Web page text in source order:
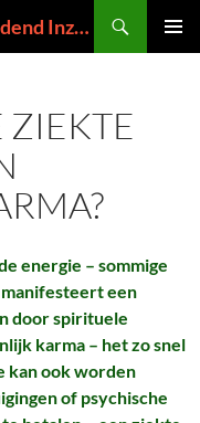
Ask The Real Jesus – Voortschrijdend Inzicht in de Zin van het Leven
ZIEKTE
energie – sommige
een
door spirituele
karma – het zo snel
kan ook worden
of psychische